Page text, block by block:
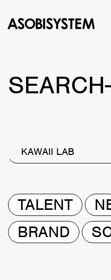
KAWAII LAB
TALENT
BRAND